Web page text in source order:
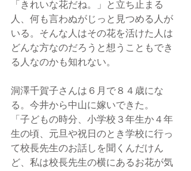
「きれいな花だね。」と立ち止まる
人、何も言わぬがじっと見つめる人が
いる。そんな人はその花を活けた人は
どんな方なのだろうと想うこともでき
る人なのかも知れない。
洞澤千賀子さんは６月で８４歳にな
る。今井から中山に嫁いできた。
「子どもの時分、小学校３年生か４年
生の頃、元旦や祝日のとき学校に行っ
て校長先生のお話しを聞くんだけん
ど、私は校長先生の横にあるお花が気